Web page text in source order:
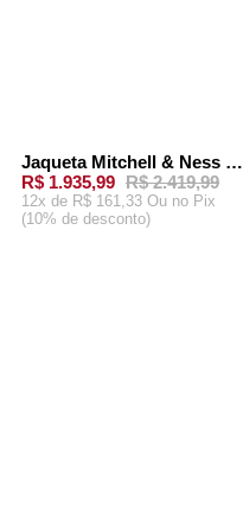
-20%
Jaqueta Mitchell & Ness Team Burst Warm Up Jacket Buffalo Bills Branca
R$ 1.935,99 R$ 2.419,99
12x de R$ 161,33 Ou no Pix
(10% de desconto)